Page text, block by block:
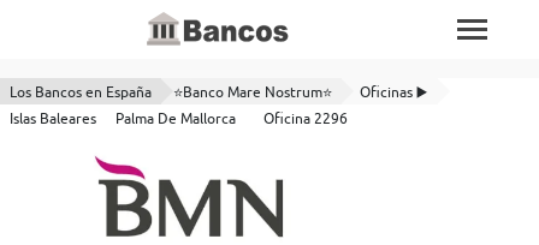
Los Bancos en España ⭐Banco Mare Nostrum⭐
Oficinas ▶️
Islas Baleares
Palma De Mallorca Oficina 2296